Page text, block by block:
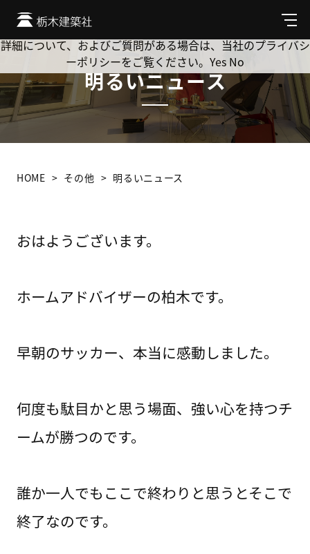
メ
ニ
ュ
明るいニュース
HOME その他 明るいニュース
おはようございます。
ホームアドバイザーの柏木です。
早朝のサッカー、本当に感動しました。
何度も駄目かと思う場面、強い心を持つチ
ームが勝つのです。
誰か一人でもここで終わりと思うとそこで
終了なのです。
Cookie を使用して、お客様の活動を追跡してもよろしいです
か? 当社ではお客様のプライバシーを極めて重視しています。
詳細について、およびご質問がある場合は、当社のプライバシ
ーポリシーをご覧ください。 Yes No